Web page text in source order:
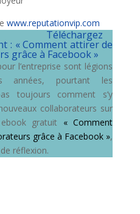
www.reputationvip.com
Téléchargez
: « Comment attirer de
grâce à Facebook »
l’entreprise sont légions
années, pourtant les
toujours comment s’y
collaborateurs sur
gratuit « Comment
grâce à Facebook »,
réflexion.